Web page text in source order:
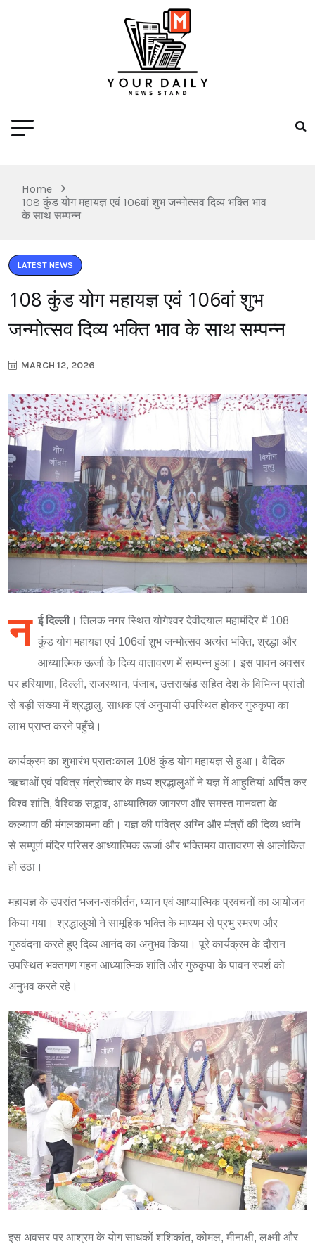
Home
108 कुंड योग महायज्ञ एवं 106वां शुभ जन्मोत्सव दिव्य भक्ति भाव
के साथ सम्पन्न
LATEST NEWS
108 कुंड योग महायज्ञ एवं 106वां शुभ
जन्मोत्सव दिव्य भक्ति भाव के साथ सम्पन्न
MARCH 12, 2026
न ई दिल्ली। तिलक नगर स्थित योगेश्वर देवीदयाल महामंदिर में 108
कुंड योग महायज्ञ एवं 106वां शुभ जन्मोत्सव अत्यंत भक्ति, श्रद्धा और
आध्यात्मिक ऊर्जा के दिव्य वातावरण में सम्पन्न हुआ। इस पावन अवसर
पर हरियाणा, दिल्ली, राजस्थान, पंजाब, उत्तराखंड सहित देश के विभिन्न प्रांतों
से बड़ी संख्या में श्रद्धालु, साधक एवं अनुयायी उपस्थित होकर गुरुकृपा का
लाभ प्राप्त करने पहुँचे।
कार्यक्रम का शुभारंभ प्रातःकाल 108 कुंड योग महायज्ञ से हुआ। वैदिक
ऋचाओं एवं पवित्र मंत्रोच्चार के मध्य श्रद्धालुओं ने यज्ञ में आहुतियां अर्पित कर
विश्व शांति, वैश्विक सद्भाव, आध्यात्मिक जागरण और समस्त मानवता के
कल्याण की मंगलकामना की। यज्ञ की पवित्र अग्नि और मंत्रों की दिव्य ध्वनि
से सम्पूर्ण मंदिर परिसर आध्यात्मिक ऊर्जा और भक्तिमय वातावरण से आलोकित
हो उठा।
महायज्ञ के उपरांत भजन-संकीर्तन, ध्यान एवं आध्यात्मिक प्रवचनों का आयोजन
किया गया। श्रद्धालुओं ने सामूहिक भक्ति के माध्यम से प्रभु स्मरण और
गुरुवंदना करते हुए दिव्य आनंद का अनुभव किया। पूरे कार्यक्रम के दौरान
उपस्थित भक्तगण गहन आध्यात्मिक शांति और गुरुकृपा के पावन स्पर्श को
अनुभव करते रहे।
इस अवसर पर आश्रम के योग साधकों शशिकांत, कोमल, मीनाक्षी, लक्ष्मी और